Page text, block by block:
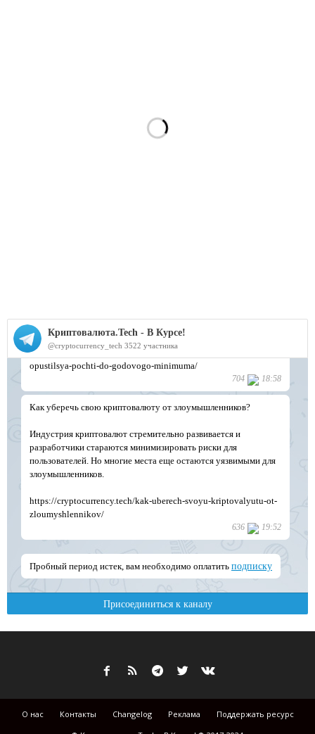
О нас Контакты Changelog Реклама
Поддержать ресурс